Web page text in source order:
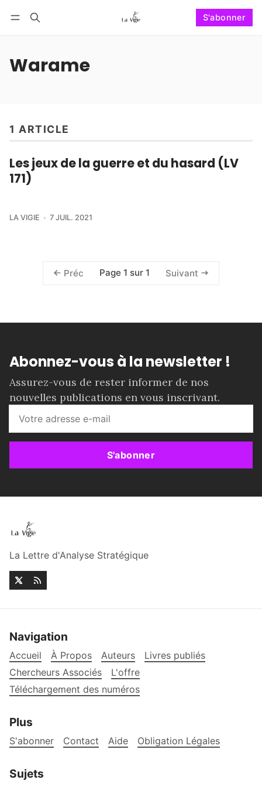
S'abonner
Warame
1 ARTICLE
Les jeux de la guerre et du hasard (LV
171)
LA VIGIE 7 JUIL. 2021
Préc Page 1 sur 1 Suivant
Abonnez-vous à la newsletter !
Assurez-vous de rester informer de nos
nouvelles publications en vous inscrivant.
S'abonner
La Lettre d'Analyse Stratégique
Navigation
Accueil À Propos Auteurs
Livres publiés
Chercheurs Associés
L'offre
Téléchargement des numéros
Plus
S'abonner Contact Aide Obligation Légales
Sujets